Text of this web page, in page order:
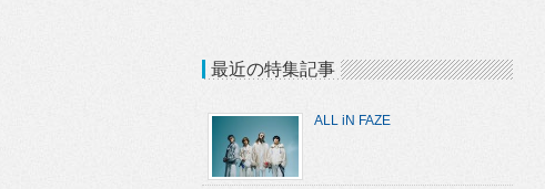
最近の特集記事
ALL iN FAZE